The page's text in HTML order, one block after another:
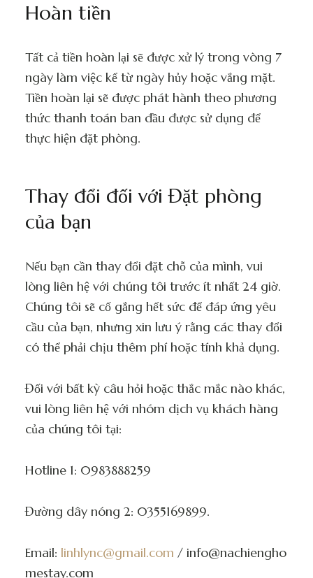
Hoàn tiền
Tất cả tiền hoàn lại sẽ được xử lý trong vòng 7
ngày làm việc kể từ ngày hủy hoặc vắng mặt.
Tiền hoàn lại sẽ được phát hành theo phương
thức thanh toán ban đầu được sử dụng để
thực hiện đặt phòng.
Thay đổi đối với Đặt phòng
của bạn
Nếu bạn cần thay đổi đặt chỗ của mình, vui
lòng liên hệ với chúng tôi trước ít nhất 24 giờ.
Chúng tôi sẽ cố gắng hết sức để đáp ứng yêu
cầu của bạn, nhưng xin lưu ý rằng các thay đổi
có thể phải chịu thêm phí hoặc tính khả dụng.
Đối với bất kỳ câu hỏi hoặc thắc mắc nào khác,
vui lòng liên hệ với nhóm dịch vụ khách hàng
của chúng tôi tại:
Hotline 1: 0983888259
Đường dây nóng 2: 0355169899.
Email: linhlync@gmail.com / info@nachiengho
mestay.com